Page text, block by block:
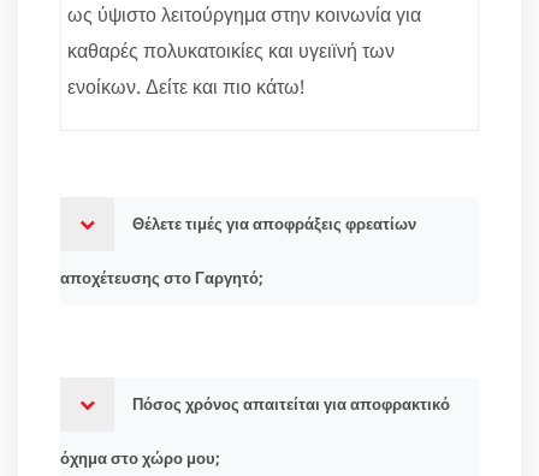
ως ύψιστο λειτούργημα στην κοινωνία για
καθαρές πολυκατοικίες και υγειϊνή των
ενοίκων. Δείτε και πιο κάτω!
Θέλετε τιμές για αποφράξεις φρεατίων
αποχέτευσης στο Γαργητό;
Πόσος χρόνος απαιτείται για αποφρακτικό
όχημα στο χώρο μου;